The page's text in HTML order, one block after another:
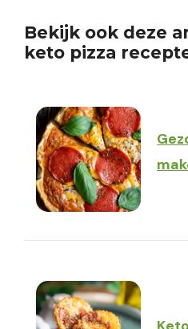
Bekijk ook deze
keto pizza